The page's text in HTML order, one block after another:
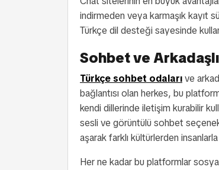
indirmeden veya karmaşık kayıt
Türkçe dil desteği sayesinde
Sohbet ve
Türkçe sohbet odalarıve
bağlantısı olan herkes, bu
kendi dillerinde iletişim kurabilir
sesli ve görüntülü sohbet
aşarak farklı kültürlerden insanlarla
Her ne kadar bu platformlar